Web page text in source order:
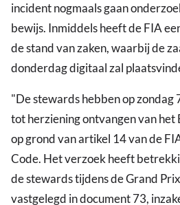
incident nogmaals gaan
bewijs. Inmiddels heeft de FIA
de stand van zaken, waarbij de
donderdag digitaal zal
"De stewards hebben op zondag
tot herziening ontvangen van het
op grond van artikel 14 van de
Code. Het verzoek heeft
de stewards tijdens de Grand
vastgelegd in document 73,